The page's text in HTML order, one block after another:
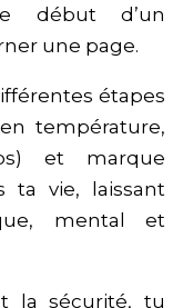
début d’un
une page.
étapes
température,
et marque
ta vie, laissant
mental et
la sécurité, tu